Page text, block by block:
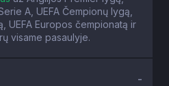
A, UEFA Čempionų lygą,
UEFA Europos čempionatą ir
visame pasaulyje.